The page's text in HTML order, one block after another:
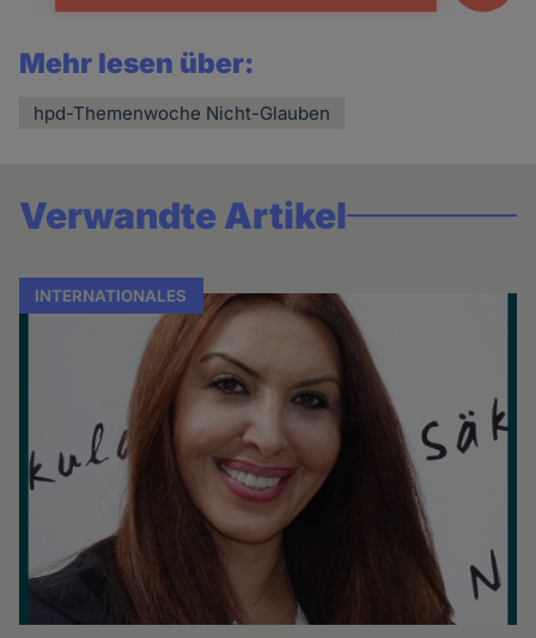
Mehr lesen über:
hpd-Themenwoche Nicht-Glauben
Verwandte Artikel
INTERNATIONALES